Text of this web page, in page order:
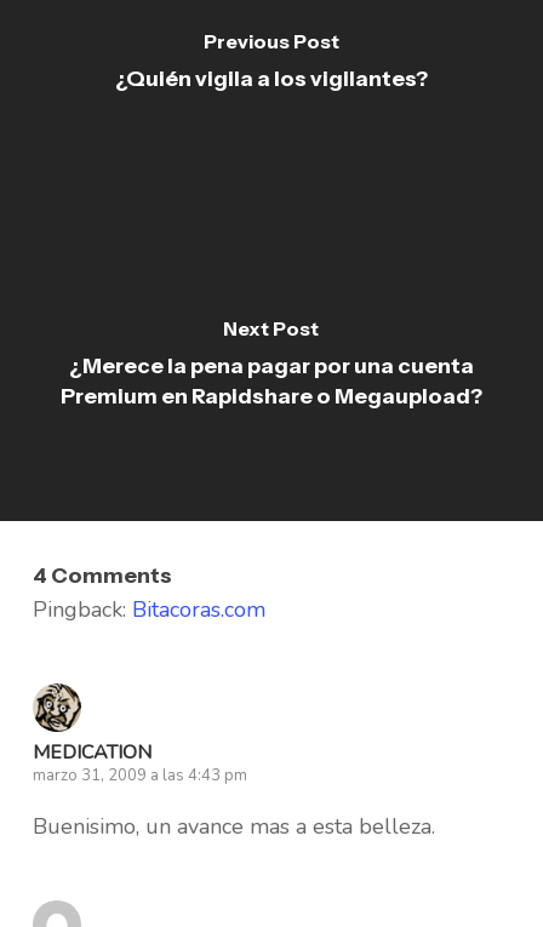
Previous Post
¿Quién vigila a los vigilantes?
Next Post
¿Merece la pena pagar por una cuenta
Premium en Rapidshare o Megaupload?
4 Comments
Pingback: Bitacoras.com
MEDICATION
marzo 31, 2009 a las 4:43 pm
Buenisimo, un avance mas a esta belleza.